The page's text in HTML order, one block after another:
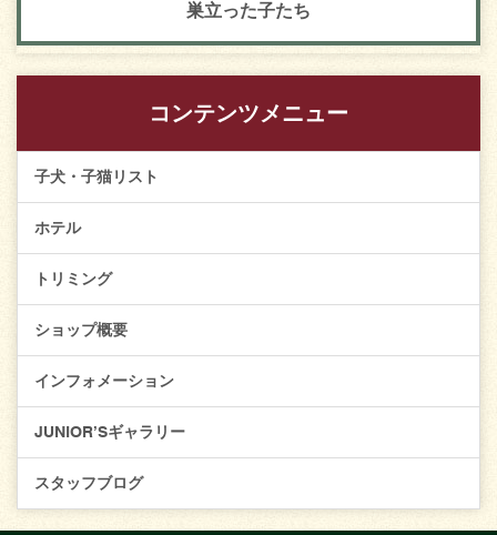
巣立った子たち
コンテンツメニュー
子犬・子猫リスト
ホテル
トリミング
ショップ概要
インフォメーション
JUNIOR’Sギャラリー
スタッフブログ